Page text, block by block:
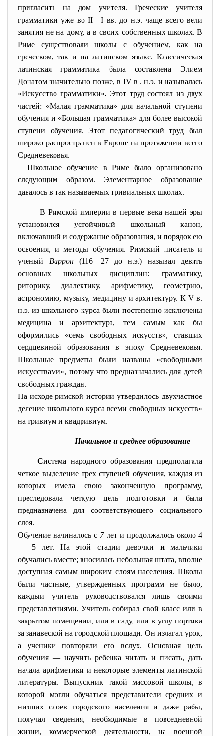
пригласить на дом учителя. Греческие учителя
грамматики уже во II—I вв. до н.э. чаще всего вели
занятия не на дому, а в своих собственных школах. В
Риме существовали школы с обучением, как на
греческом, так и на латинском языке. Классическая
латинская грамматика была составлена Элием
Донатом значительно позже, в IV в . н.э. и называлась
«Искусство грамматики». Этот труд состоял из двух
частей: «Малая грамматика» для начальной ступени
обучения и «Большая грамматика» для более высокой
ступени обучения. Этот педагогический труд был
широко распространен в Европе на протяжении всего
Средневековья.
Школьное обучение в Риме было организовано
следующим образом. Элементарное образование
давалось в так называемых тривиальных школах.
В Римской империи в первые века нашей эры
установился устойчивый школьный канон,
включавший и содержание образования, и порядок ею
освоения, и методы обучения. Римский писатель и
ученый Варрон (116—27 до н.э.) называл девять
основных школьных дисциплин: грамматику,
риторику, диалектику, арифметику, геометрию,
астрономию, музыку, медицину и архитектуру. К V в.
н.э. из школьного курса были постепенно исключены
медицина и архитектура, тем самым как бы
оформились «семь свободных искусств», ставших
сердцевиной образования в эпоху Средневековья.
Школьные предметы были названы «свободными
искусствами», потому что предназначались для детей
свободных граждан.
На исходе римской истории утвердилось двухчастное
деление школьного курса всеми свободных искусств»
на тривиум и квадривиум.
Начальное и среднее образование
Система народного образования предполагала
четкое выделение трех ступеней обучения, каждая из
которых имела свою законченную программу,
преследовала четкую цель подготовки и была
предназначена для соответствующего социального
слоя.
Обучение начиналось с 7 лет и продолжалось около 4
— 5 лет. На
этой стадии девочки и мальчики
обучались вместе; вносилась небольшая штата, вполне
доступная самым широким слоям населения. Школы
были частные, утвержденных программ не было,
каждый учитель руководствовался лишь своими
представлениями. Учитель собирал свой класс или в
закрытом помещении, или в саду, или в углу портика
за занавеской на городской площади. Он излагал урок,
а ученики повторяли его вслух. Основная цель
обучения — научить ребенка читать и писать, дать
начала арифметики и некоторые элементы латинской
литературы. Выпускник такой массовой школы, в
которой могли обучаться представители средних и
низших слоев городского населения и даже рабы,
получал сведения, необходимые в повседневной
жизни, коммерческой деятельности, на военной